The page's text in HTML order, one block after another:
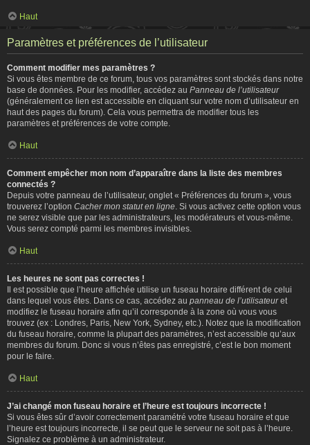
Haut
Paramètres et préférences de l’utilisateur
Comment modifier mes paramètres ?
Si vous êtes membre de ce forum, tous vos paramètres sont stockés dans notre
base de données. Pour les modifier, accédez au Panneau de l’utilisateur
(généralement ce lien est accessible en cliquant sur votre nom d’utilisateur en
haut des pages du forum). Cela vous permettra de modifier tous les
paramètres et préférences de votre compte.
Haut
Comment empêcher mon nom d’apparaître dans la liste des membres
connectés ?
Depuis votre panneau de l’utilisateur, onglet « Préférences du forum », vous
trouverez l’option Cacher mon statut en ligne . Si vous activez cette option vous
ne serez visible que par les administrateurs, les modérateurs et vous-même.
Vous serez compté parmi les membres invisibles.
Haut
Les heures ne sont pas correctes !
Il est possible que l’heure affichée utilise un fuseau horaire différent de celui
dans lequel vous êtes. Dans ce cas, accédez au panneau de l’utilisateuret
modifiez le fuseau horaire afin qu’il corresponde à la zone où vous vous
trouvez (ex : Londres, Paris, New York, Sydney, etc.). Notez que la modification
du fuseau horaire, comme la plupart des paramètres, n’est accessible qu’aux
membres du forum. Donc si vous n’êtes pas enregistré, c’est le bon moment
pour le faire.
Haut
J’ai changé mon fuseau horaire et l’heure est toujours incorrecte !
Si vous êtes sûr d’avoir correctement paramétré votre fuseau horaire et que
l’heure est toujours incorrecte, il se peut que le serveur ne soit pas à l’heure.
Signalez ce problème à un administrateur.